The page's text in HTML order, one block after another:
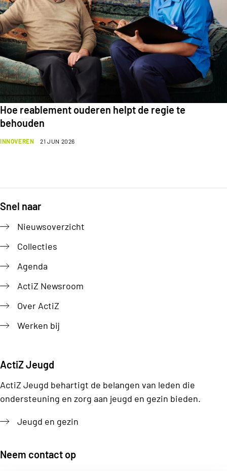
INNOVEREN 21 JUN 2026
Hoe reablement ouderen helpt de regie te
behouden
Snel naar
Nieuwsoverzicht
Collecties
Agenda
ActiZ Newsroom
Over ActiZ
Werken bij
ActiZ Jeugd
ActiZ Jeugd behartigt de belangen van leden die
ondersteuning en zorg aan jeugd en gezin bieden.
Jeugd en gezin
Neem contact op